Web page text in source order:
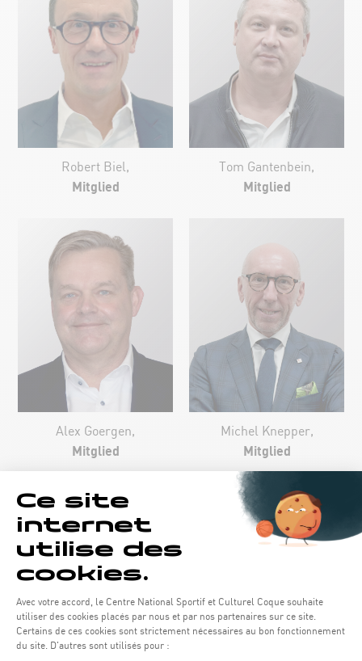
Robert Biel,
Mitglied
Tom Gantenbein,
Mitglied
Alex Goergen,
Mitglied
Michel Knepper,
Mitglied